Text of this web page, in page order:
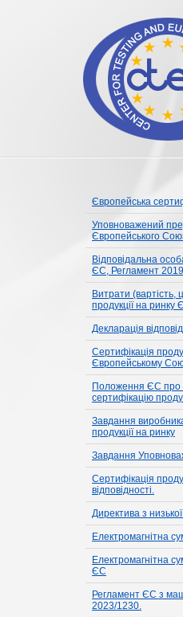
Європейська
Уповноважений
Європейського
Відповідальна
ЄС, Регламент
Витрати (вартість,
продукції на
Декларація
Сертифікація
Європейському
Положення ЄС про
сертифікацію
Завдання
продукції на ринку
Завдання
Сертифікація
відповідності.
Директива з
Електромагнітна
Електромагнітна
ЄС
Регламент ЄС з
2023/1230.